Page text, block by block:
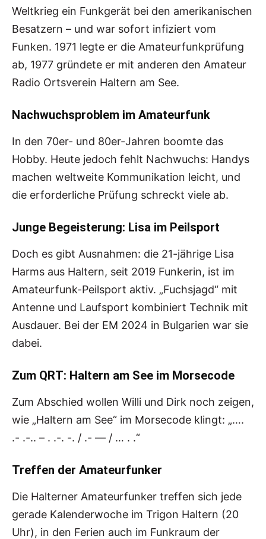
Weltkrieg ein Funkgerät bei den amerikanischen
Besatzern – und war sofort infiziert vom
Funken. 1971 legte er die Amateurfunkprüfung
ab, 1977 gründete er mit anderen den Amateur
Radio Ortsverein Haltern am See.
Nachwuchsproblem im Amateurfunk
In den 70er- und 80er-Jahren boomte das
Hobby. Heute jedoch fehlt Nachwuchs: Handys
machen weltweite Kommunikation leicht, und
die erforderliche Prüfung schreckt viele ab.
Junge Begeisterung: Lisa im Peilsport
Doch es gibt Ausnahmen: die 21-jährige Lisa
Harms aus Haltern, seit 2019 Funkerin, ist im
Amateurfunk-Peilsport aktiv. „Fuchsjagd“ mit
Antenne und Laufsport kombiniert Technik mit
Ausdauer. Bei der EM 2024 in Bulgarien war sie
dabei.
Zum QRT: Haltern am See im Morsecode
Zum Abschied wollen Willi und Dirk noch zeigen,
wie „Haltern am See“ im Morsecode klingt: „….
.- .-.. – . .-. -. / .- — / … . .“
Treffen der Amateurfunker
Die Halterner Amateurfunker treffen sich jede
gerade Kalenderwoche im Trigon Haltern (20
Uhr), in den Ferien auch im Funkraum der